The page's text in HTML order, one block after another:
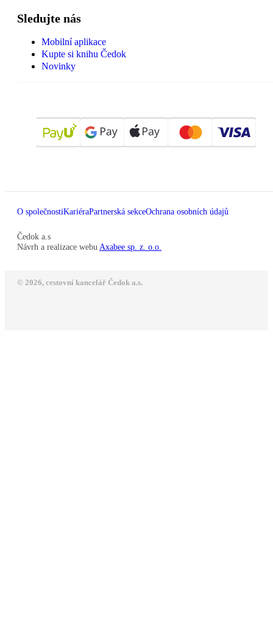
Sledujte nás
Mobilní aplikace
Kupte si knihu Čedok
Novinky
O společnostiKariéraPartnerská sekceOchrana osobních údajů
Čedok a.s
Návrh a realizace webu Axabee sp. z. o.o.
© 2026, cestovní kancelář Čedok a.s.